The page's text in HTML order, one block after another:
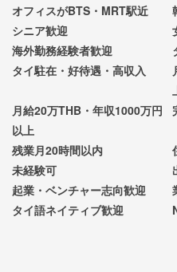
オフィスがBTS・MRT駅近
シニア歓迎
海外勤務経験者歓迎
タイ駐在・好待遇・高収入
月給20万THB・年収1000万円
以上
残業月20時間以内
未経験可
起業・ベンチャー志向歓迎
タイ語ネイティブ歓迎